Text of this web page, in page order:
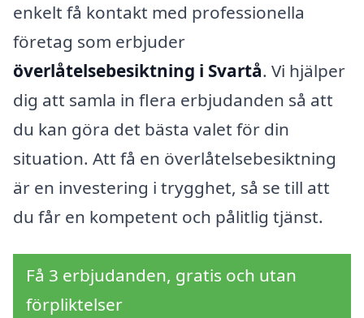
enkelt få kontakt med professionella
företag som erbjuder
överlåtelsebesiktning i Svartå. Vi hjälper
dig att samla in flera erbjudanden så att
du kan göra det bästa valet för din
situation. Att få en överlåtelsebesiktning
är en investering i trygghet, så se till att
du får en kompetent och pålitlig tjänst.
Få 3 erbjudanden, gratis och utan
förpliktelser